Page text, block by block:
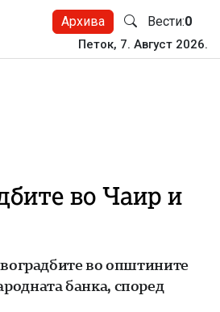
Архива Вести:0
Петок, 7. Август 2026.
во Чаир и
во општините
банка, според